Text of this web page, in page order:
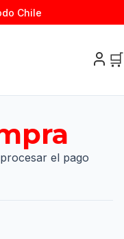
Chile
🛒
el pago